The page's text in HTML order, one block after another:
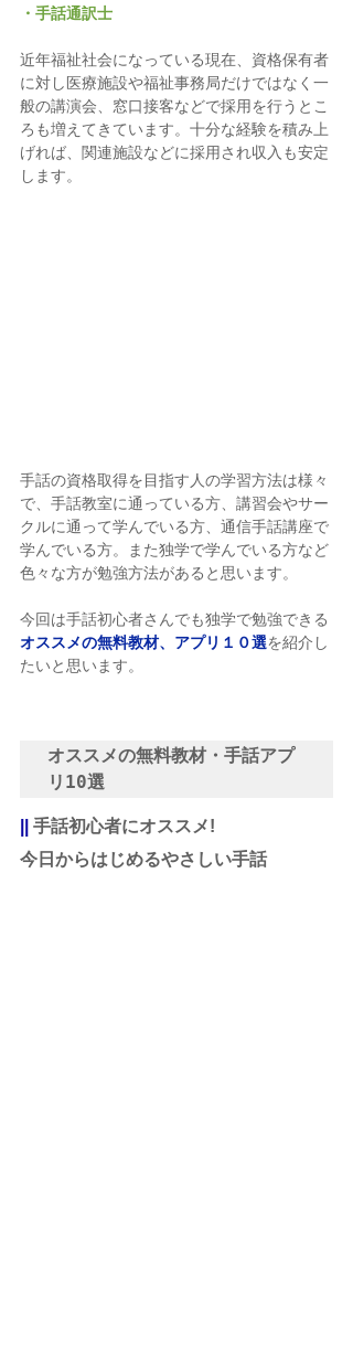
・ 手話通訳士
近年福祉社会になっている現在、資格保有者
に対し医療施設や福祉事務局だけではなく一
般の講演会、窓口接客などで採用を行うとこ
ろも増えてきています。十分な経験を積み上
げれば、関連施設などに採用され収入も安定
します。
手話の資格取得を目指す人の学習方法は様々
で、手話教室に通っている方、講習会やサー
クルに通って学んでいる方、通信手話講座で
学んでいる方。また独学で学んでいる方など
色々な方が勉強方法があると思います。
今回は手話初心者さんでも独学で勉強できる
オススメの無料教材、アプリ１０選を紹介し
たいと思います。
オススメの無料教材・手話アプ
リ10選
手話初心者にオススメ!
今日からはじめるやさしい手話